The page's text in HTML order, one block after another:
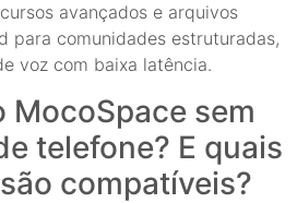
avançados e arquivos
para comunidades estruturadas,
voz com baixa latência.
MocoSpace sem
telefone? E quais
compatíveis?